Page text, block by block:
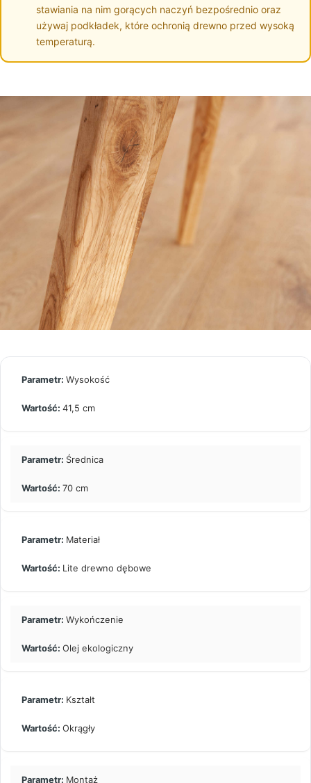
stawiania na nim gorących naczyń bezpośrednio oraz
używaj podkładek, które ochronią drewno przed wysoką
temperaturą.
Wysokość
41,5 cm
Średnica
70 cm
Materiał
Lite drewno dębowe
Wykończenie
Olej ekologiczny
Kształt
Okrągły
Montaż